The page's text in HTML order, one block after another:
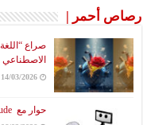
رصاص أحمر |
صراع
14/03/2026
حوار مع AI Claude حول التاريخ والحقيقة